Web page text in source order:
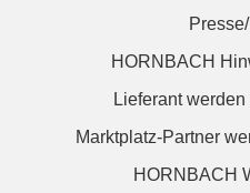
HORNBACH
Lieferant
Marktplatz-Partner
HORNBACH